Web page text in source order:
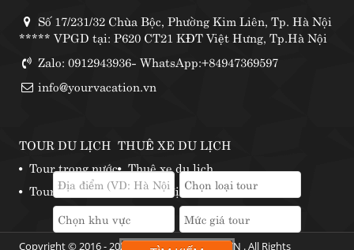
Số 17/231/32 Chùa Bộc, Phường Kim Liên, Tp. Hà Nội
***** VPGD tại: P620 CT21 KĐT Việt Hưng, Tp.Hà Nội
Zalo: 0912943936- WhatsApp:+84947369597
info@yourvacation.vn
TOUR DU LỊCH
Tour trong nước
Tour nước ngoài
THUÊ XE DU LỊCH
Thuê xe du lịch
Những địa điểm thuê xe phượt
Copyright © 2016 - 2024 by YOURVACATION.VN . All Rights